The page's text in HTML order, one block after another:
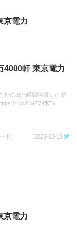
京電力
4000軒 東京電力
外に出た瞬間停電した 信
t.co/Cor779fKTv
ド) 2025-03-13
京電力